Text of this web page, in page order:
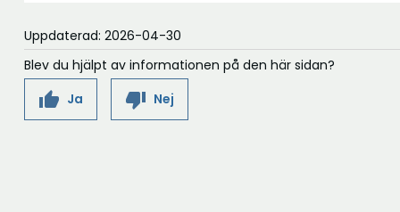
Uppdaterad: 2026-04-30
Blev du hjälpt av informationen på den här sidan?
thumb_up Ja thumb_down Nej